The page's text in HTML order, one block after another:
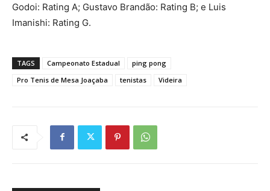
Godoi: Rating A; Gustavo Brandão: Rating B; e Luis
Imanishi: Rating G.
TAGS Campeonato Estadual
ping pong
Pro Tenis de Mesa Joaçaba
tenistas Videira